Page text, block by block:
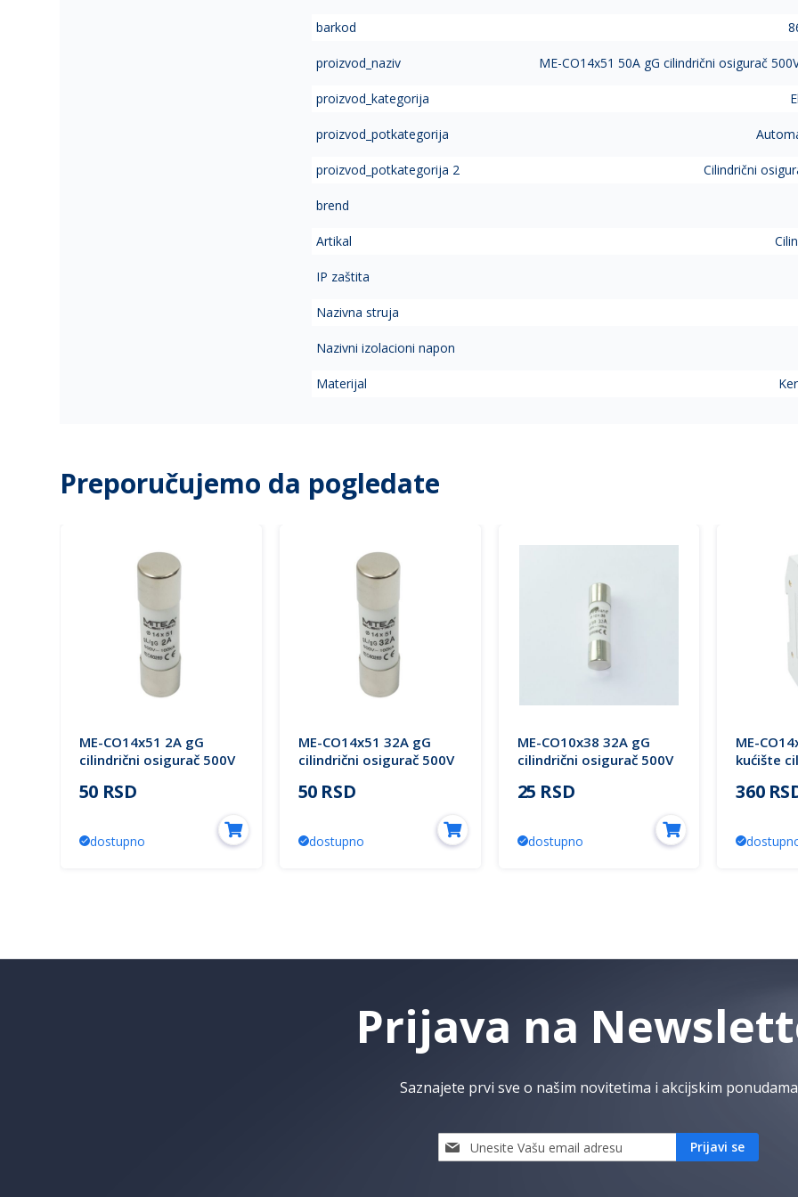
barkod
proizvod_naziv ME-CO14x51 50A gG cilindrični osigurač
proizvod_kategorija
proizvod_potkategorija
proizvod_potkategorija 2 Cilindrični
brend
Artikal
IP zaštita
Nazivna struja
Nazivni izolacioni napon
Materijal
Preporučujemo da pogledate
ME-CO14x51 2A gG
cilindrični osigurač 500V
50 RSD
dostupno
ME-CO14x51 32A gG
cilindrični osigurač 500V
50 RSD
dostupno
ME-CO10x38 32A gG
cilindrični osigurač 500V
25 RSD
dostupno
ME-
kućište
sijalicom
360
Prijava na
Saznajete prvi sve o našim novitetima i akcijskim ponudama
Prijavi
se
Prijavi se